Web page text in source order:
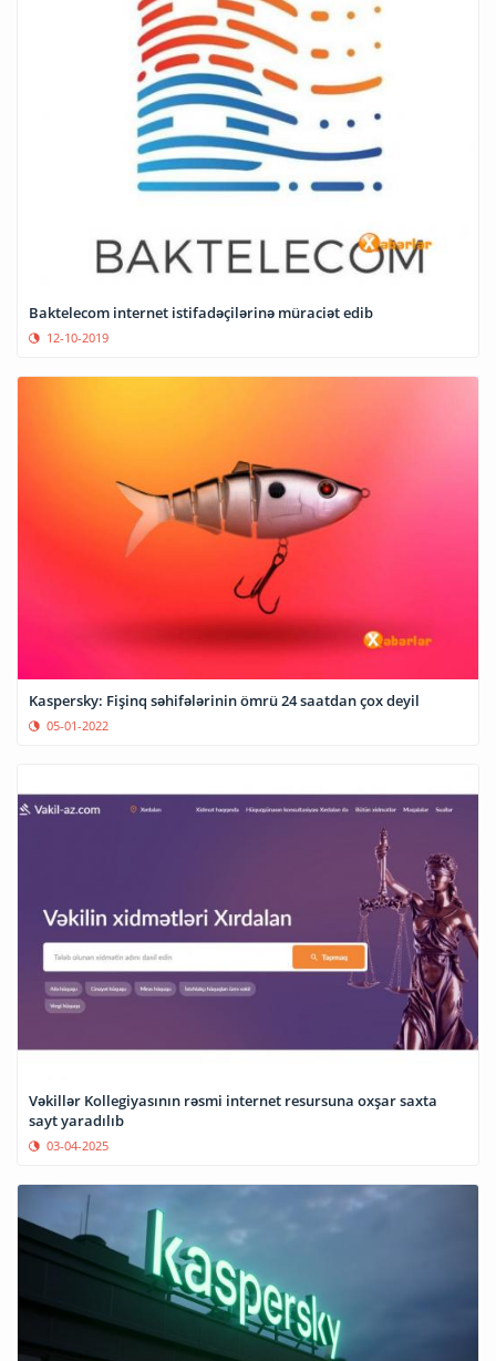
Baktelecom internet istifadəçilərinə müraciət edib
12-10-2019
Kaspersky: Fişinq səhifələrinin ömrü 24 saatdan çox deyil
05-01-2022
Vəkillər Kollegiyasının rəsmi internet resursuna oxşar saxta
sayt yaradılıb
03-04-2025